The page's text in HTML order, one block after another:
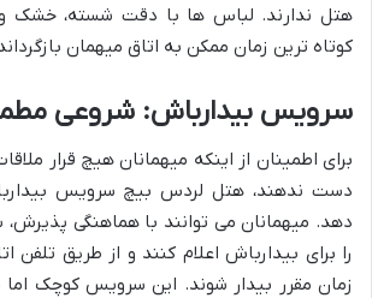
هتل ندارند. لباس ها با دقت شسته، خشک
کوتاه ترین زمان ممکن به اتاق میهمان
سرویس بیدارباش: شروعی
برای اطمینان از اینکه میهمانان هیچ قرار
دست ندهند، هتل لردس بیچ سرویس
دهد. میهمانان می توانند با هماهنگی
را برای بیدارباش اعلام کنند و از طریق تلفن
زمان مقرر بیدار شوند. این سرویس کوچک اما